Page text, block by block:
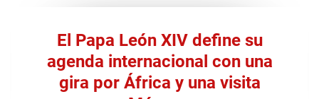
El Papa León XIV define su
agenda internacional con una
gira por África y una visita